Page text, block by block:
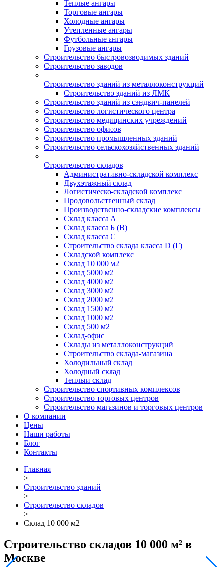
Теплые ангары
Торговые ангары
Холодные ангары
Утепленные ангары
Футбольные ангары
Грузовые ангары
Строительство быстровозводимых зданий
Строительство заводов
+
Строительство зданий из металлоконструкций
Строительство зданий из ЛМК
Строительство зданий из сэндвич-панелей
Строительство логистического центра
Строительство медицинских учреждений
Строительство офисов
Строительство промышленных зданий
Строительство сельскохозяйственных зданий
+
Строительство складов
Административно-складской комплекс
Двухэтажный склад
Логистическо-складской комплекс
Продовольственный склад
Производственно-складские комплексы
Склад класса А
Склад класса Б (B)
Склад класса С
Строительство склада класса D (Г)
Складской комплекс
Склад 10 000 м2
Склад 5000 м2
Склад 4000 м2
Склад 3000 м2
Склад 2000 м2
Склад 1500 м2
Склад 1000 м2
Склад 500 м2
Склад-офис
Склады из металлоконструкций
Строительство склада-магазина
Холодильный склад
Холодный склад
Теплый склад
Строительство спортивных комплексов
Строительство торговых центров
Строительство магазинов и торговых центров
О компании
Цены
Наши работы
Блог
Контакты
Главная
>
Строительство зданий
>
Строительство складов
>
Склад 10 000 м2
Строительство cкладов 10 000 м² в
Москве